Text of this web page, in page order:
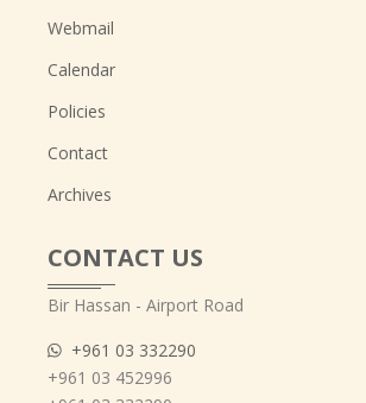
Webmail
Calendar
Policies
Contact
Archives
CONTACT US
Bir Hassan - Airport Road
+961 03 332290
+961 03 452996